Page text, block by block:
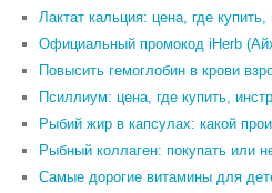
Лактат кальция: цена, где купить,
Официальный промокод iHerb
Повысить гемоглобин в крови
Псиллиум: цена, где купить,
Рыбий жир в капсулах: какой
Рыбный коллаген: покупать или
Самые дорогие витамины для